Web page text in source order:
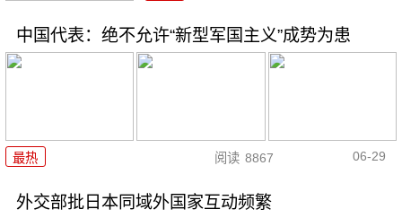
中国代表：绝不允许“新型军国主义”成势为患
最热 阅读 8867 06-29
外交部批日本同域外国家互动频繁